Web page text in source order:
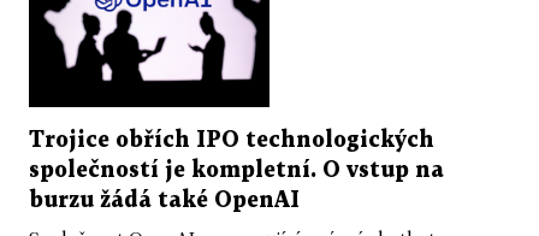
Trojice obřích IPO technologických
společností je kompletní. O vstup na
burzu žádá také OpenAI